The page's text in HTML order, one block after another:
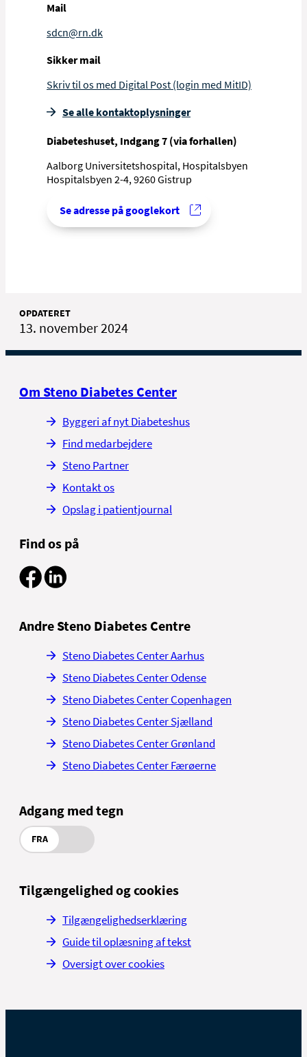
Mail
sdcn@rn.dk
Sikker mail
Skriv til os med Digital Post (login med MitID)
Se alle kontakt­oplysninger
Diabeteshuset, Indgang 7 (via forhallen)
Aalborg Universitetshospital, Hospitalsbyen
Hospitalsbyen 2-4, 9260 Gistrup
Se adresse på googlekort
OPDATERET
13. november 2024
Om Steno Diabetes Center
Byggeri af nyt Diabeteshus
Find medarbejdere
Steno Partner
Kontakt os
Opslag i patientjournal
Find os på
Andre Steno Diabetes Centre
Steno Diabetes Center Aarhus
Steno Diabetes Center Odense
Steno Diabetes Center Copenhagen
Steno Diabetes Center Sjælland
Steno Diabetes Center Grønland
Steno Diabetes Center Færøerne
Adgang med tegn
FRA
Tilgængelighed og cookies
Tilgængelighedserklæring
Guide til oplæsning af tekst
Oversigt over cookies